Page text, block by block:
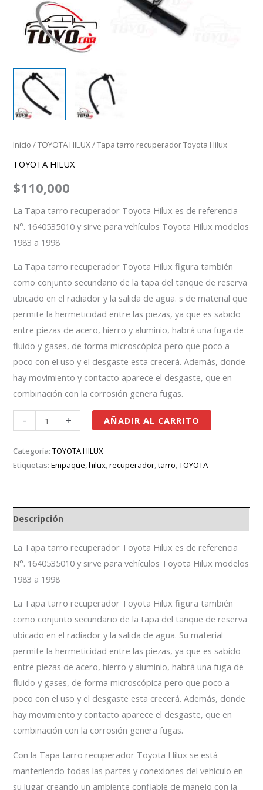
Inicio /TOYOTA HILUX/ Tapa tarro recuperador Toyota Hilux
TOYOTA HILUX
$110,000
La Tapa tarro recuperador Toyota Hilux es de referencia
N°. 1640535010 y sirve para vehículos Toyota Hilux modelos
1983 a 1998
La Tapa tarro recuperador Toyota Hilux figura también
como conjunto secundario de la tapa del tanque de reserva
ubicado en el radiador y la salida de agua. s de material que
permite la hermeticidad entre las piezas, ya que es sabido
entre piezas de acero, hierro y aluminio, habrá una fuga de
fluido y gases, de forma microscópica pero que poco a
poco con el uso y el desgaste esta crecerá. Además, donde
hay movimiento y contacto aparece el desgaste, que en
combinación con la corrosión genera fugas.
- + AÑADIR AL CARRITO
Categoría:TOYOTA HILUX
Etiquetas:Empaque,hilux,recuperador,tarro,TOYOTA
Descripción
La Tapa tarro recuperador Toyota Hilux es de referencia
N°. 1640535010 y sirve para vehículos Toyota Hilux modelos
1983 a 1998
La Tapa tarro recuperador Toyota Hilux figura también
como conjunto secundario de la tapa del tanque de reserva
ubicado en el radiador y la salida de agua. Su material
permite la hermeticidad entre las piezas, ya que es sabido
entre piezas de acero, hierro y aluminio, habrá una fuga de
fluido y gases, de forma microscópica pero que poco a
poco con el uso y el desgaste esta crecerá. Además, donde
hay movimiento y contacto aparece el desgaste, que en
combinación con la corrosión genera fugas.
Con la Tapa tarro recuperador Toyota Hilux se está
manteniendo todas las partes y conexiones del vehículo en
su lugar creando un ambiente confiable de manejo con la